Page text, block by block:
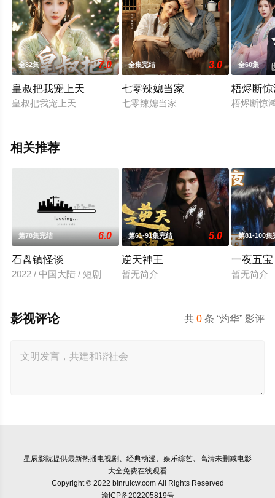
全82集 7.0
皇叔把我宠上天
皇叔把我宠上天
全集完结 3.0
七零辣媳当家
七零辣媳当家
全60集
梧烬断
梧烬断惊
相关推荐
第78集完结 6.0
石盘镇怪谈
2022 / 中国大陆 / 短剧
第61-91集完结 5.0
逆天神王
暂无简介
第81-100集
一夜五
暂无简介
共0 条 “灼华” 影评
影视评论
星辰影院提供最新热播电视剧、经典动漫、娱乐综艺、高清未删减电影
大全免费在线观看
Copyright © 2022 binruicw.com All Rights Reserved
渝ICP备202205819号